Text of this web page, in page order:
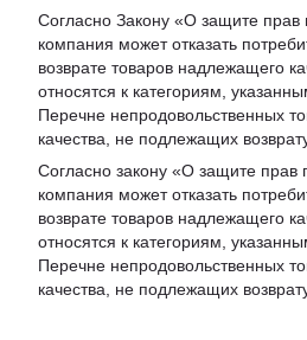
Согласно Закону «О защите прав
компания может отказать
возврате товаров надлежащего
относятся к категориям,
Перечне непродовольственных
качества, не подлежащих
Согласно закону «О защите прав
компания может отказать
возврате товаров надлежащего
относятся к категориям,
Перечне непродовольственных
качества, не подлежащих